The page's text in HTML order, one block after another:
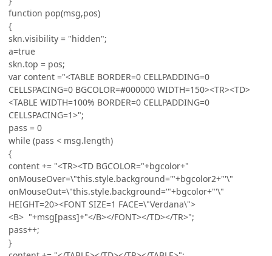
function pop(msg,pos)
{
skn.visibility = "hidden";
a=true
skn.top = pos;
var content ="<TABLE BORDER=0 CELLPADDING=0
CELLSPACING=0 BGCOLOR=#000000 WIDTH=150><TR><TD>
<TABLE WIDTH=100% BORDER=0 CELLPADDING=0
CELLSPACING=1>";
pass = 0
while (pass < msg.length)
{
content += "<TR><TD BGCOLOR="+bgcolor+"
onMouseOver=\"this.style.background='"+bgcolor2+"'\"
onMouseOut=\"this.style.background='"+bgcolor+"'\"
HEIGHT=20><FONT SIZE=1 FACE=\"Verdana\">
<B> "+msg[pass]+"</B></FONT></TD></TR>";
pass++;
}